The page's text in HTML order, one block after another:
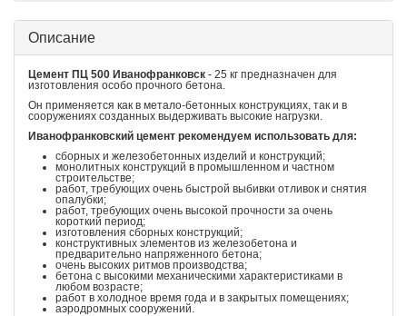
Описание
Цемент ПЦ 500 Иванофранковск - 25 кг предназначен для
изготовления особо прочного бетона.
Он применяется как в метало-бетонных конструкциях, так и в
сооружениях созданных выдерживать высокие нагрузки.
Иванофранковский цемент рекомендуем использовать для:
сборных и железобетонных изделий и конструкций;
монолитных конструкций в промышленном и частном
строительстве;
работ, требующих очень быстрой выбивки отливок и снятия
опалубки;
работ, требующих очень высокой прочности за очень
короткий период;
изготовления сборных конструкций;
конструктивных элементов из железобетона и
предварительно напряженного бетона;
очень высоких ритмов производства;
бетона с высокими механическими характеристиками в
любом возрасте;
работ в холодное время года и в закрытых помещениях;
аэродромных сооружений.